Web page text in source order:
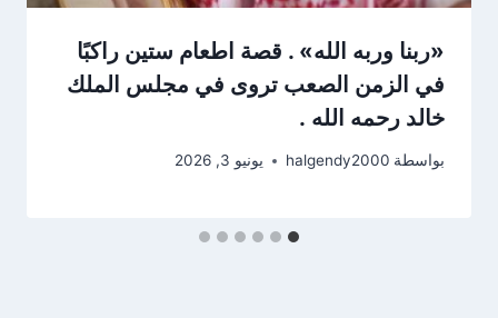
«ربنا وربه الله» . قصة اطعام ستين راكبًا
في الزمن الصعب تروى في مجلس الملك
خالد رحمه الله .
بواسطة halgendy2000 يونيو 3, 2026